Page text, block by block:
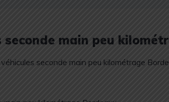
main peu
véhicules seconde main peu kilométrage